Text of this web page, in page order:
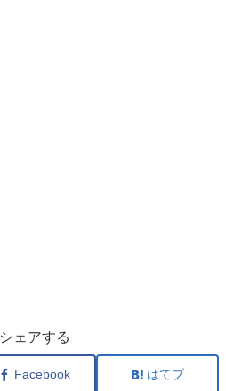
シェアする
Facebook はてブ